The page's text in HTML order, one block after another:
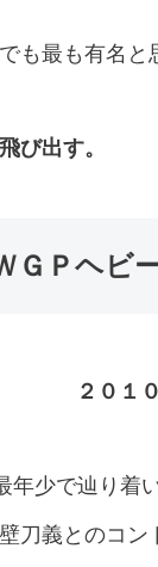
も最も有名と
び出す。
ＧＰヘビ
２０１
年少で辿り着
刀義とのコン